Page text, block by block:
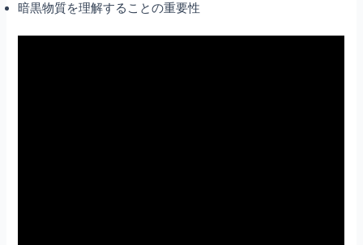
暗黒物質を理解することの重要性